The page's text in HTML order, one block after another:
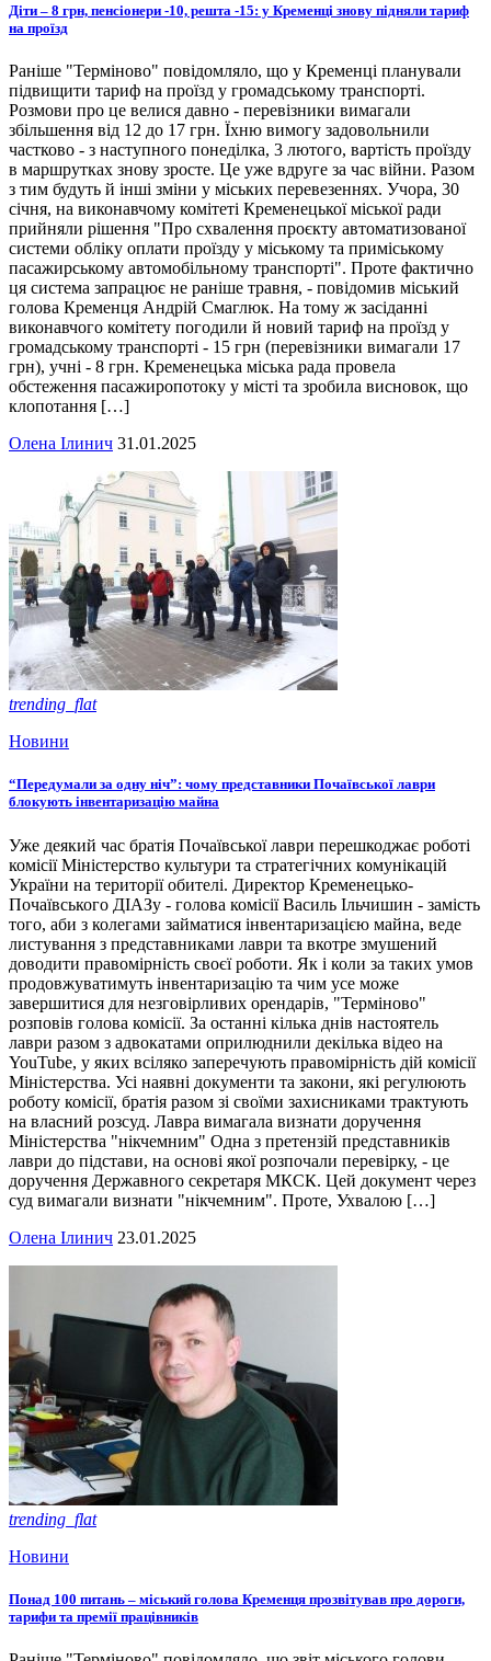
Діти – 8 грн, пенсіонери -10, решта -15: у Кременці знову підняли тариф
на проїзд
Раніше "Терміново" повідомляло, що у Кременці планували
підвищити тариф на проїзд у громадському транспорті.
Розмови про це велися давно - перевізники вимагали
збільшення від 12 до 17 грн. Їхню вимогу задовольнили
частково - з наступного понеділка, 3 лютого, вартість проїзду
в маршрутках знову зросте. Це уже вдруге за час війни. Разом
з тим будуть й інші зміни у міських перевезеннях. Учора, 30
січня, на виконавчому комітеті Кременецької міської ради
прийняли рішення "Про схвалення проєкту автоматизованої
системи обліку оплати проїзду у міському та приміському
пасажирському автомобільному транспорті". Проте фактично
ця система запрацює не раніше травня, - повідомив міський
голова Кременця Андрій Смаглюк. На тому ж засіданні
виконавчого комітету погодили й новий тариф на проїзд у
громадському транспорті - 15 грн (перевізники вимагали 17
грн), учні - 8 грн. Кременецька міська рада провела
обстеження пасажиропотоку у місті та зробила висновок, що
клопотання […]
Олена Ілинич 31.01.2025
trending_flat
Новини
“Передумали за одну ніч”: чому представники Почаївської лаври
блокують інвентаризацію майна
Уже деякий час братія Почаївської лаври перешкоджає роботі
комісії Міністерство культури та стратегічних комунікацій
України на території обителі. Директор Кременецько-
Почаївського ДІАЗу - голова комісії Василь Ільчишин - замість
того, аби з колегами займатися інвентаризацією майна, веде
листування з представниками лаври та вкотре змушений
доводити правомірність своєї роботи. Як і коли за таких умов
продовжуватимуть інвентаризацію та чим усе може
завершитися для незговірливих орендарів, "Терміново"
розповів голова комісії. За останні кілька днів настоятель
лаври разом з адвокатами оприлюднили декілька відео на
YouTube, у яких всіляко заперечують правомірність дій комісії
Міністерства. Усі наявні документи та закони, які регулюють
роботу комісії, братія разом зі своїми захисниками трактують
на власний розсуд. Лавра вимагала визнати доручення
Міністерства "нікчемним" Одна з претензій представників
лаври до підстави, на основі якої розпочали перевірку, - це
доручення Державного секретаря МКСК. Цей документ через
суд вимагали визнати "нікчемним". Проте, Ухвалою […]
Олена Ілинич 23.01.2025
trending_flat
Новини
Понад 100 питань – міський голова Кременця прозвітував про дороги,
тарифи та премії працівників